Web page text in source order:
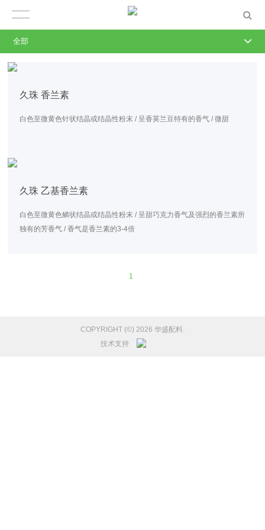
久珠 香兰素
白色至微黄色针状结晶或结晶性粉末 / 呈香荚兰豆特有的香气 / 微甜
久珠 乙基香兰素
白色至微黄色鳞状结晶或结晶性粉末 / 呈甜巧克力香气及强烈的香兰素所
独有的芳香气 / 香气是香兰素的3-4倍
1
COPYRIGHT (©) 2026 华盛配料.
技术支持
全部